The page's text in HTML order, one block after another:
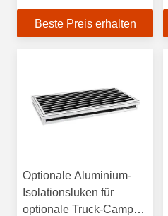
Beste Preis erhalten
Optionale Aluminium-
Isolationsluken für
optionale Truck-Camper-